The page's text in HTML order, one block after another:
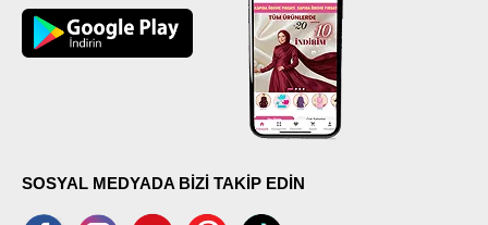
SOSYAL MEDYADA BİZİ TAKİP EDİN